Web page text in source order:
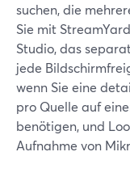
suchen, die
Sie mit
Studio, das
jede
wenn Sie eine
pro Quelle auf
benötigen, und
Aufnahme von